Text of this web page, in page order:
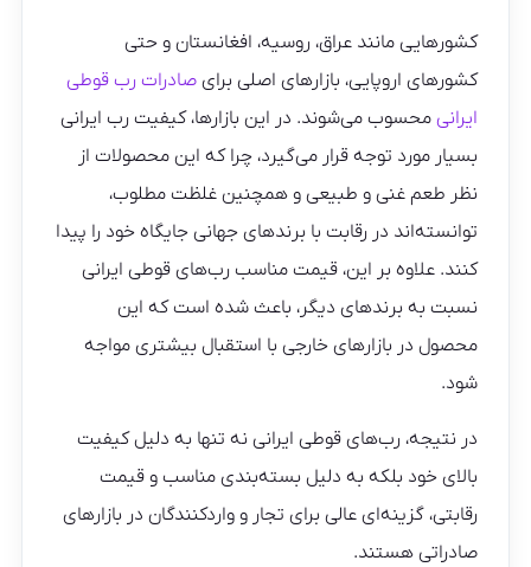
کشورهایی مانند عراق، روسیه، افغانستان و حتی
کشورهای اروپایی، بازارهای اصلی برایصادرات رب قوطی
ایرانی محسوب می‌شوند. در این بازارها، کیفیت رب ایرانی
بسیار مورد توجه قرار می‌گیرد، چرا که این محصولات از
نظر طعم غنی و طبیعی و همچنین غلظت مطلوب،
توانسته‌اند در رقابت با برندهای جهانی جایگاه خود را پیدا
کنند. علاوه بر این، قیمت مناسب رب‌های قوطی ایرانی
نسبت به برندهای دیگر، باعث شده است که این
محصول در بازارهای خارجی با استقبال بیشتری مواجه
شود.
در نتیجه، رب‌های قوطی ایرانی نه تنها به دلیل کیفیت
بالای خود بلکه به دلیل بسته‌بندی مناسب و قیمت
رقابتی، گزینه‌ای عالی برای تجار و واردکنندگان در بازارهای
صادراتی هستند.